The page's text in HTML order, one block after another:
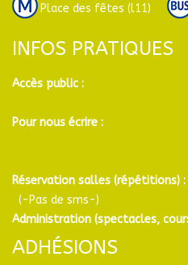
Place des fêtes (l11)
INFOS PRATIQUES
Accès public :
Pour nous écrire :
Réservation salles (répétitions) :
(-Pas de sms-)
Administration (spectacles,
ADHÉSIONS